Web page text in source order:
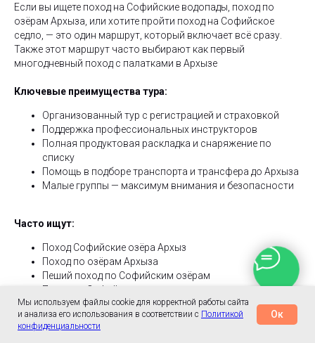
Маршрут Прибытие Даты и цены
Если вы ищете поход на Софийские водопады, поход по
озёрам Архыза, или хотите пройти поход на Софийское
седло, — это один маршрут, который включает всё сразу.
Также этот маршрут часто выбирают как первый
многодневный поход с палатками в Архызе
Ключевые преимущества тура:
Организованный тур с регистрацией и страховкой
Поддержка профессиональных инструкторов
Полная продуктовая раскладка и снаряжение по
списку
Помощь в подборе транспорта и трансфера до Архыза
Малые группы — максимум внимания и безопасности
Часто ищут:
Поход Софийские озёра Архыз
Поход по озёрам Архыза
Пеший поход по Софийским озёрам
Поход на Софийские водопады
Поход на Софийское седло
Поход на Софийские озёра 2026
Мы используем файлы cookie для корректной работы сайта
и анализа его использования в соответствии с Политикой
конфиденциальности
Ок